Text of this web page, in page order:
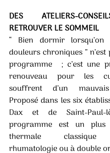
DES ATELIERS-
RETROUVER LE SOMMEIL
“ Bien dormir
douleurs chroniques ”
programme  ; c’est une
renouveau pour les
souffrent d’un
Proposé dans les six
Dax et de Saint-Paul-
programme est un
thermale classique
rhumatologie ou à double